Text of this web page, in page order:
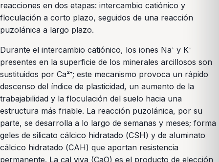
reacciones en dos etapas: intercambio catiónico y
floculación a corto plazo, seguidos de una reacción
puzolánica a largo plazo.
Durante el intercambio catiónico, los iones Na⁺ y K⁺
presentes en la superficie de los minerales arcillosos son
sustituidos por Ca²⁺; este mecanismo provoca un rápido
descenso del índice de plasticidad, un aumento de la
trabajabilidad y la floculación del suelo hacia una
estructura más friable. La reacción puzolánica, por su
parte, se desarrolla a lo largo de semanas y meses; forma
geles de silicato cálcico hidratado (CSH) y de aluminato
cálcico hidratado (CAH) que aportan resistencia
permanente. La cal viva (CaO) es el producto de elección